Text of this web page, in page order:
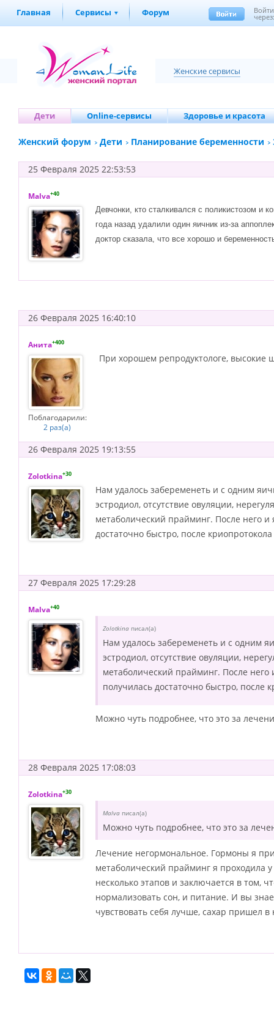
Главная Сервисы Форум Войти
Женские сервисы
Дети Online-сервисы Здоровье и красота
Женский форум Дети Планирование беременности
25 Февраля 2025 22:53:53
Malva+40
Девчонки, кто сталкивался с поликистозом и
года назад удалили один яичник из-за
доктор сказала, что все хорошо и
26 Февраля 2025 16:40:10
Анита+400
Поблагодарили:
2 раз(а)
При хорошем репродуктологе, высокие
26 Февраля 2025 19:13:55
Zolotkina+30
Нам удалось забеременеть и с одним
эстродиол, отсутствие овуляции,
метаболический прайминг. После него и
достаточно быстро, после криопротокола
27 Февраля 2025 17:29:28
Malva+40
Zolotkina писал(а)
Нам удалось забеременеть и с одним
эстродиол, отсутствие овуляции,
метаболический прайминг. После него
получилась достаточно быстро, после
Можно чуть подробнее, что это за
28 Февраля 2025 17:08:03
Zolotkina+30
Malva писал(а)
Можно чуть подробнее, что это за
Лечение негормональное. Гормоны я
метаболический прайминг я проходила
несколько этапов и заключается в том,
нормализовать сон, и питание. И вы
чувствовать себя лучше, сахар пришел